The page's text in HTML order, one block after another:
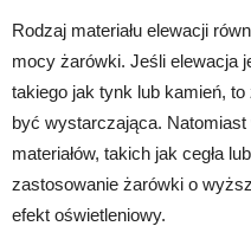
Rodzaj materiału elewacji
mocy żarówki. Jeśli elewacja
takiego jak tynk lub kamień,
być wystarczająca.
materiałów, takich jak cegła
zastosowanie żarówki o
efekt oświetleniowy.